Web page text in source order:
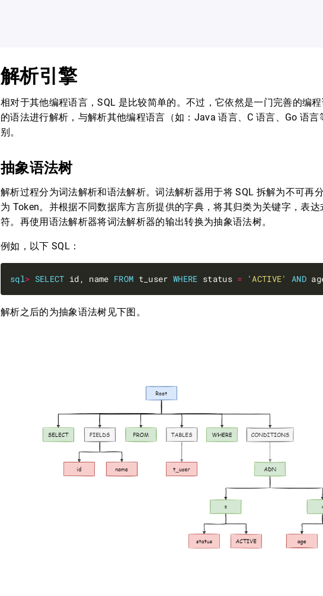
解析引擎
相对于其他编程语言，SQL 是比较简单的。不过，它依然是一门完善的编
的语法进行解析，与解析其他编程语言（如：Java 语言、C 语言、Go 语言
别。
抽象语法树
解析过程分为词法解析和语法解析。词法解析器用于将 SQL 拆解为不可再
为 Token。并根据不同数据库方言所提供的字典，将其归类为关键字，表
符。再使用语法解析器将词法解析器的输出转换为抽象语法树。
例如，以下 SQL：
sql> SELECT id, name FROM t_user WHERE status = 'ACTIVE' AND
解析之后的为抽象语法树见下图。